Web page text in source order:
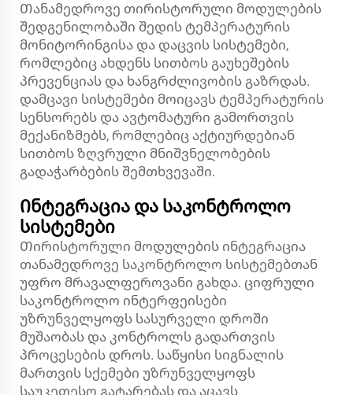
Თანამედროვე თირისტორული მოდულების
შედგენილობაში შედის ტემპერატურის
მონიტორინგისა და დაცვის სისტემები,
რომლებიც ახდენს სითბოს გაუხეშების
პრევენციას და ხანგრძლივობის გაზრდას.
დამცავი სისტემები მოიცავს ტემპერატურის
სენსორებს და ავტომატური გამორთვის
მექანიზმებს, რომლებიც აქტიურდებიან
სითბოს ზღვრული მნიშვნელობების
გადაჭარბების შემთხვევაში.
Ინტეგრაცია და საკონტროლო
სისტემები
Თირისტორული მოდულების ინტეგრაცია
თანამედროვე საკონტროლო სისტემებთან
უფრო მრავალფეროვანი გახდა. ციფრული
საკონტროლო ინტერფეისები
უზრუნველყოფს სასურველი დროში
მუშაობას და კონტროლს გადართვის
პროცესების დროს. საწყისი სიგნალის
მართვის სქემები უზრუნველყოფს
საუკეთესო გატარებას და აცავს